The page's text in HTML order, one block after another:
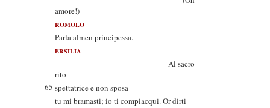
amore!)
ROMOLO
Parla almen principessa.
ERSILIA
Al sacro
rito
65 spettatrice e non sposa
tu mi bramasti; io ti compiacqui. Or dirti